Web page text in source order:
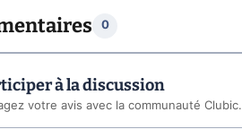
0
à la discussion
votre avis avec la communauté Clubic.